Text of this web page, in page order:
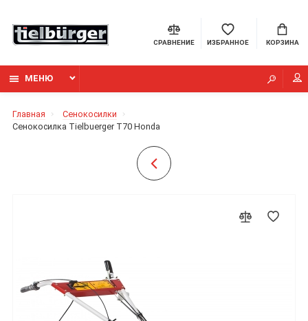
СРАВНЕНИЕ ИЗБРАННОЕ КОРЗИНА
МЕНЮ
Главная
Сенокосилки
Сенокосилка Tielbuerger T70 Honda